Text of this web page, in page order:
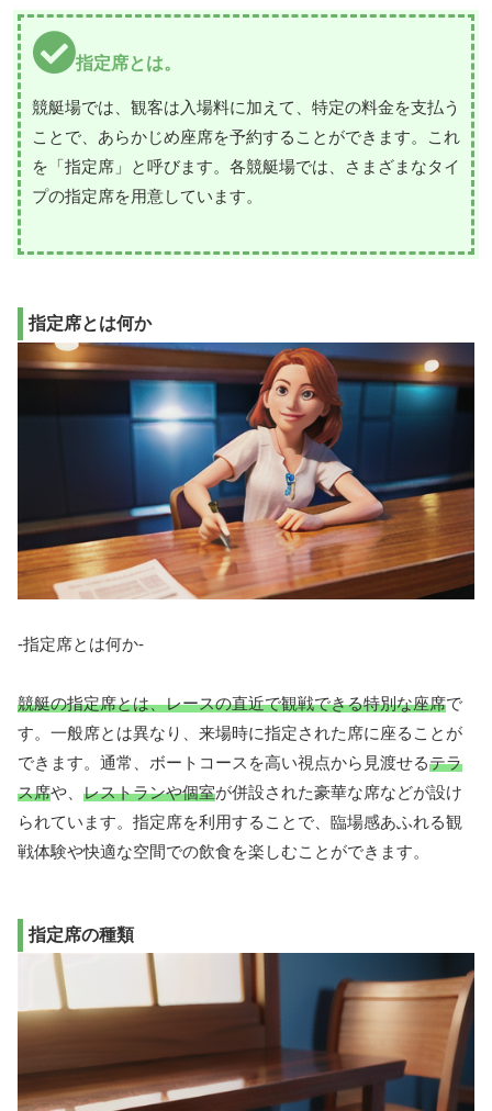
指定席とは。
競艇場では、観客は入場料に加えて、特定の料金を支払う
ことで、あらかじめ座席を予約することができます。これ
を「指定席」と呼びます。各競艇場では、さまざまなタイ
プの指定席を用意しています。
指定席とは何か
-指定席とは何か-
競艇の指定席とは、レースの直近で観戦できる特別な座席で
す。一般席とは異なり、来場時に指定された席に座ることが
できます。通常、ボートコースを高い視点から見渡せるテラ
ス席や、 レストランや個室が併設された豪華な席などが設け
られています。指定席を利用することで、臨場感あふれる観
戦体験や快適な空間での飲食を楽しむことができます。
指定席の種類